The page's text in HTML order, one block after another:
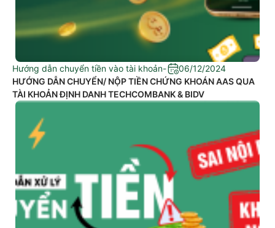
Hướng dẫn chuyển tiền vào tài khoản-
06/12/2024
HƯỚNG DẪN CHUYỂN/ NỘP TIỀN CHỨNG KHOÁN AAS QUA
TÀI KHOẢN ĐỊNH DANH TECHCOMBANK & BIDV